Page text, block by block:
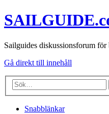
Sailguides diskussionsforum för
Gå direkt till innehåll
Snabblänkar